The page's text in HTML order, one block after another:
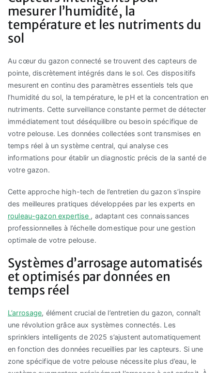
mesurer l’humidité, la
température et les nutriments du
sol
Au cœur du gazon connecté se trouvent des capteurs de
pointe, discrètement intégrés dans le sol. Ces dispositifs
mesurent en continu des paramètres essentiels tels que
l’humidité du sol, la température, le pH et la concentration en
nutriments. Cette surveillance constante permet de détecter
immédiatement tout déséquilibre ou besoin spécifique de
votre pelouse. Les données collectées sont transmises en
temps réel à un système central, qui analyse ces
informations pour établir un diagnostic précis de la santé de
votre gazon.
Cette approche high-tech de l’entretien du gazon s’inspire
des meilleures pratiques développées par les experts en
rouleau-gazon expertise , adaptant ces connaissances
professionnelles à l’échelle domestique pour une gestion
optimale de votre pelouse.
Systèmes d’arrosage automatisés
et optimisés par données en
temps réel
L’arrosage, élément crucial de l’entretien du gazon, connaît
une révolution grâce aux systèmes connectés. Les
sprinklers intelligents de 2025 s’ajustent automatiquement
en fonction des données recueillies par les capteurs. Si une
zone spécifique de votre pelouse nécessite plus d’eau, le